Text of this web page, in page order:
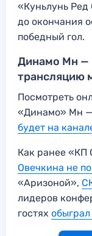
«Куньлунь Ред
до окончания
победный гол.
Динамо Мн —
трансляцию
Посмотреть
«Динамо» Мн
будет на
Как ранее «КП
Овечкина не
«Аризоной»,
лидеров
гостях